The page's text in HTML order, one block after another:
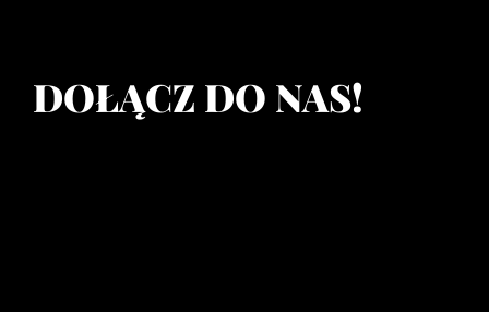
DOŁĄCZ DO NAS!